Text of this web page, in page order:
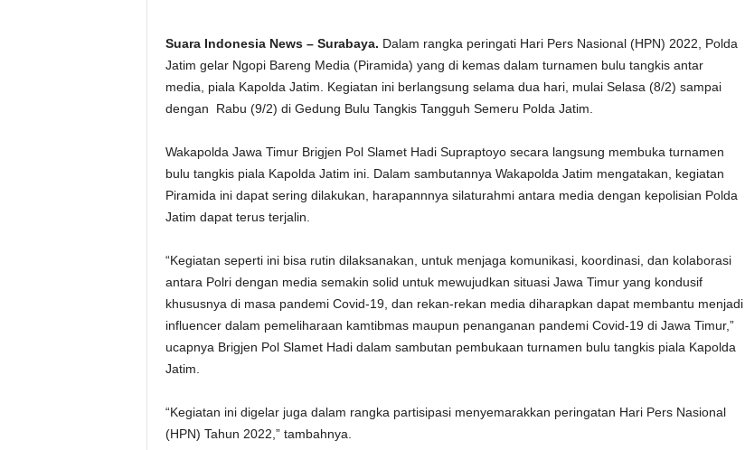
Suara Indonesia News – Surabaya. Dalam rangka peringati Hari Pers Nasional (HPN) 2022, Polda
Jatim gelar Ngopi Bareng Media (Piramida) yang di kemas dalam turnamen bulu tangkis antar
media, piala Kapolda Jatim. Kegiatan ini berlangsung selama dua hari, mulai Selasa (8/2) sampai
dengan Rabu (9/2) di Gedung Bulu Tangkis Tangguh Semeru Polda Jatim.
Wakapolda Jawa Timur Brigjen Pol Slamet Hadi Supraptoyo secara langsung membuka turnamen
bulu tangkis piala Kapolda Jatim ini. Dalam sambutannya Wakapolda Jatim mengatakan, kegiatan
Piramida ini dapat sering dilakukan, harapannnya silaturahmi antara media dengan kepolisian Polda
Jatim dapat terus terjalin.
“Kegiatan seperti ini bisa rutin dilaksanakan, untuk menjaga komunikasi, koordinasi, dan kolaborasi
antara Polri dengan media semakin solid untuk mewujudkan situasi Jawa Timur yang kondusif
khususnya di masa pandemi Covid-19, dan rekan-rekan media diharapkan dapat membantu menjadi
influencer dalam pemeliharaan kamtibmas maupun penanganan pandemi Covid-19 di Jawa Timur,”
ucapnya Brigjen Pol Slamet Hadi dalam sambutan pembukaan turnamen bulu tangkis piala Kapolda
Jatim.
“Kegiatan ini digelar juga dalam rangka partisipasi menyemarakkan peringatan Hari Pers Nasional
(HPN) Tahun 2022,” tambahnya.